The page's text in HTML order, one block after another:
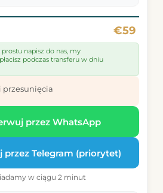
€59
napisz do nas, my
podczas transferu w dniu
przesunięcia
przez WhatsApp
przez Telegram (priorytet)
w ciągu 2 minut